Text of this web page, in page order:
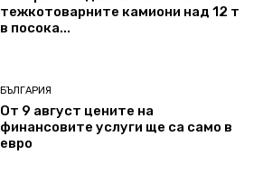
тежкотоварните камиони над 12 т
в посока...
БЪЛГАРИЯ
От 9 август цените на
финансовите услуги ще са само в
евро